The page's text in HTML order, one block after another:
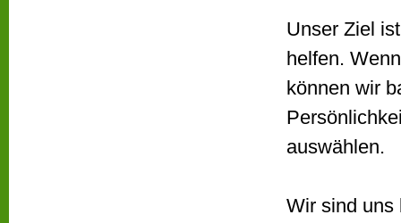
Unser Ziel
helfen.
können wir
auswählen.
Wir sind uns